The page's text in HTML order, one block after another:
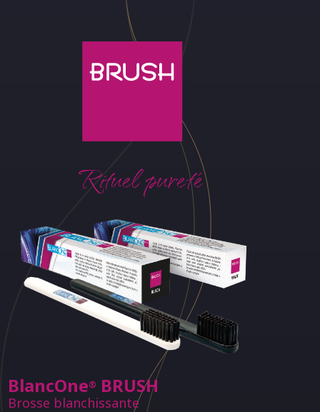
Rituel pureté
BlancOne® BRUSH
Brosse blanchissante